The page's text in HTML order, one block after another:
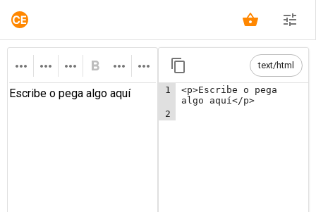
text/html
1 <p>Escribe o
pega
algo
aquí</p>
2